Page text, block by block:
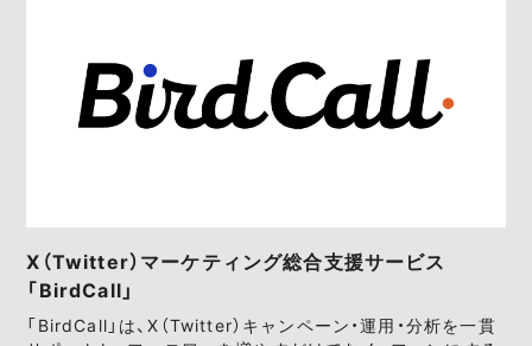
X（Twitter）マーケティング総合支援サービス
「BirdCall」
「BirdCall」は、X（Twitter）キャンペーン・運用・分析を一貫